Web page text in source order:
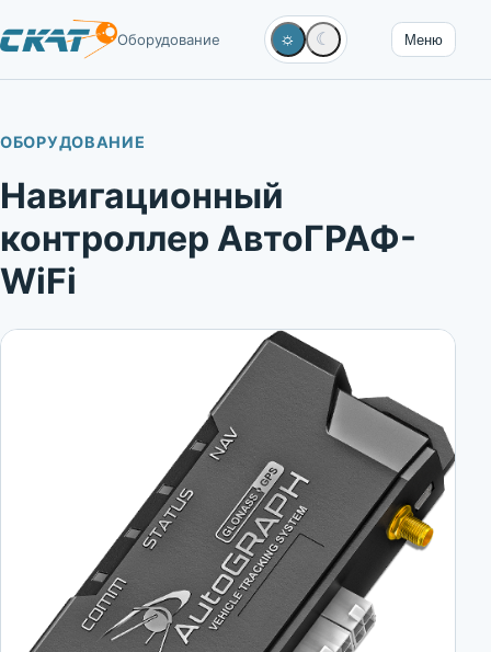
Оборудование ☼ ☾ Меню
ОБОРУДОВАНИЕ
Навигационный
контроллер АвтоГРАФ-
WiFi